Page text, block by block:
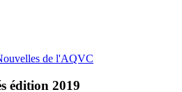
de l'AQVC
édition 2019